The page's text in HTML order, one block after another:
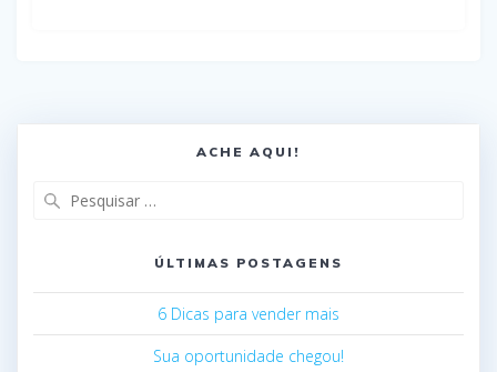
ACHE AQUI!
ÚLTIMAS POSTAGENS
6 Dicas para vender mais
Sua oportunidade chegou!